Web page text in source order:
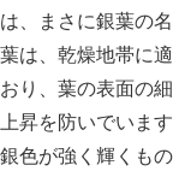
、まさに銀葉の
は、乾燥地帯に
り、葉の表面の
昇を防いでいま
色が強く輝くも